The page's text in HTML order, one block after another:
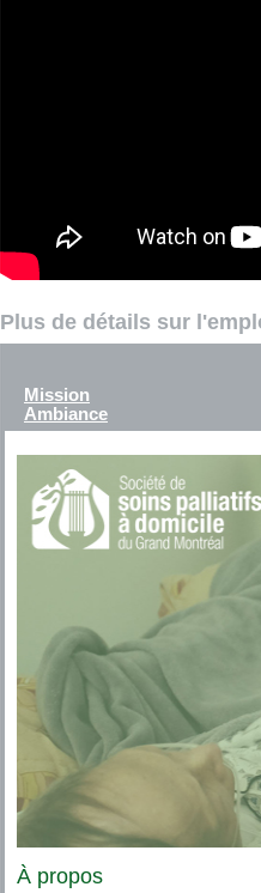
Plus de détails sur
Mission
Ambiance
À propos